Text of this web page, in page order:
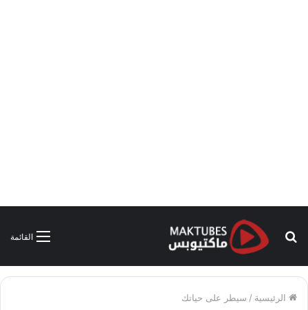
القائمة
بحث
الرئيسية / سيطر على حياتك